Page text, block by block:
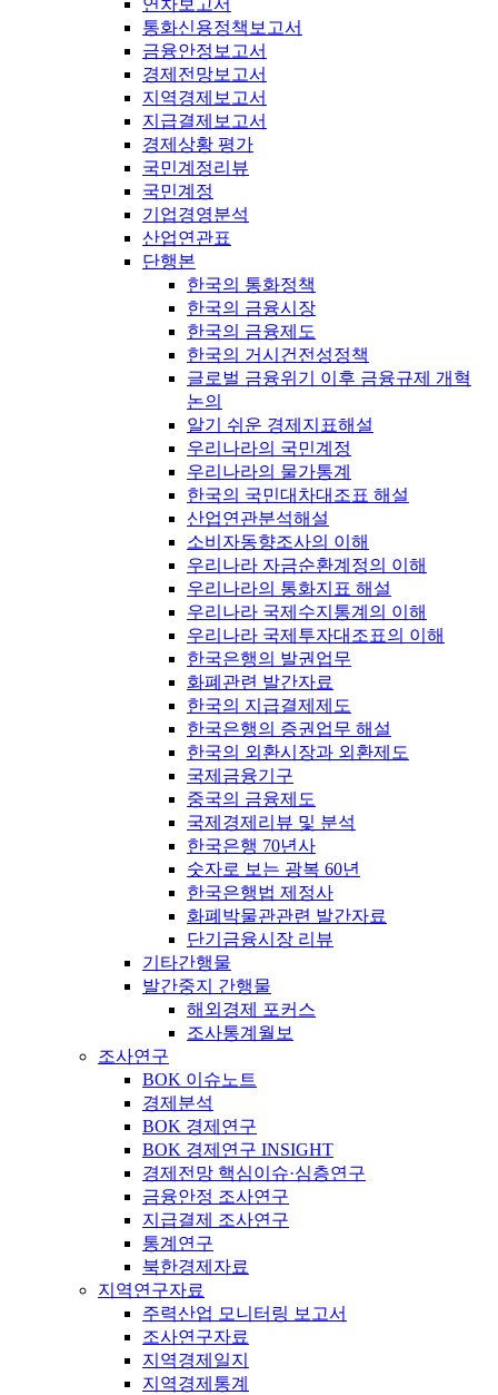
연차보고서
통화신용정책보고서
금융안정보고서
경제전망보고서
지역경제보고서
지급결제보고서
경제상황 평가
국민계정리뷰
국민계정
기업경영분석
산업연관표
단행본
한국의 통화정책
한국의 금융시장
한국의 금융제도
한국의 거시건전성정책
글로벌 금융위기 이후 금융규제 개혁
논의
알기 쉬운 경제지표해설
우리나라의 국민계정
우리나라의 물가통계
한국의 국민대차대조표 해설
산업연관분석해설
소비자동향조사의 이해
우리나라 자금순환계정의 이해
우리나라의 통화지표 해설
우리나라 국제수지통계의 이해
우리나라 국제투자대조표의 이해
한국은행의 발권업무
화폐관련 발간자료
한국의 지급결제제도
한국은행의 증권업무 해설
한국의 외환시장과 외환제도
국제금융기구
중국의 금융제도
국제경제리뷰 및 분석
한국은행 70년사
숫자로 보는 광복 60년
한국은행법 제정사
화폐박물관관련 발간자료
단기금융시장 리뷰
기타간행물
발간중지 간행물
해외경제 포커스
조사통계월보
조사연구
BOK 이슈노트
경제분석
BOK 경제연구
BOK 경제연구 INSIGHT
경제전망 핵심이슈·심층연구
금융안정 조사연구
지급결제 조사연구
통계연구
북한경제자료
지역연구자료
주력산업 모니터링 보고서
조사연구자료
지역경제일지
지역경제통계